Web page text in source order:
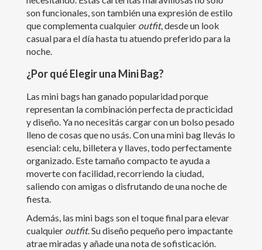
son funcionales, son también una expresión de estilo
que complementa cualquier outfit, desde un look
casual para el día hasta tu atuendo preferido para la
noche.
¿Por qué Elegir una Mini Bag?
Las mini bags han ganado popularidad porque
representan la combinación perfecta de practicidad
y diseño. Ya no necesitás cargar con un bolso pesado
lleno de cosas que no usás. Con una mini bag llevás lo
esencial: celu, billetera y llaves, todo perfectamente
organizado. Este tamaño compacto te ayuda a
moverte con facilidad, recorriendo la ciudad,
saliendo con amigas o disfrutando de una noche de
fiesta.
Además, las mini bags son el toque final para elevar
cualquier outfit. Su diseño pequeño pero impactante
atrae miradas y añade una nota de sofisticación.